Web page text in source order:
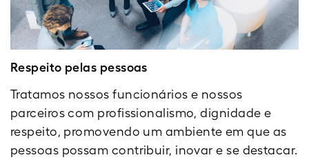
Respeito pelas pessoas
Tratamos nossos funcionários e nossos
parceiros com profissionalismo, dignidade e
respeito, promovendo um ambiente em que as
pessoas possam contribuir, inovar e se destacar.